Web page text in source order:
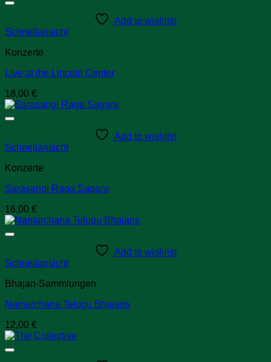
Add to wishlist
Schnellansicht
Konzerte
Live at the Lincoln Center
18,00 €
Add to wishlist
Schnellansicht
Konzerte
Sarasangi Raga Sagara
16,00 €
Add to wishlist
Schnellansicht
Bhajan-Sammlungen
Namarchana Telugu Bhajans
12,00 €